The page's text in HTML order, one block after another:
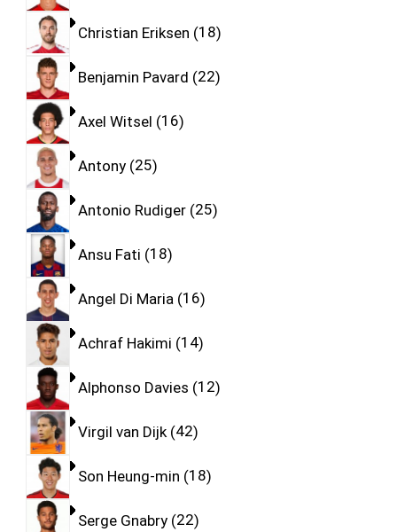
Christian Eriksen 18
Benjamin Pavard 22
Axel Witsel 16
Antony 25
Antonio Rudiger 25
Ansu Fati 18
Angel Di Maria 16
Achraf Hakimi 14
Alphonso Davies 12
Virgil van Dijk 42
Son Heung-min 18
Serge Gnabry 22